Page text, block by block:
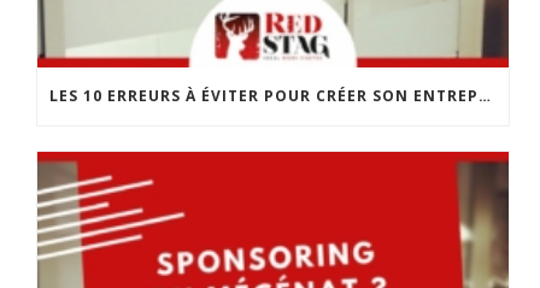
LES 10 ERREURS À ÉVITER POUR CRÉER SON ENTREPRISE